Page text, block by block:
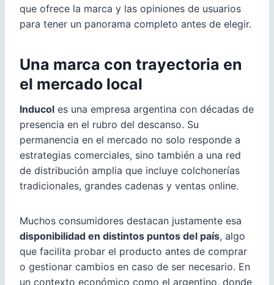
que ofrece la marca y las opiniones de usuarios
para tener un panorama completo antes de elegir.
Una marca con trayectoria en
el mercado local
Inducol es una empresa argentina con décadas de
presencia en el rubro del descanso. Su
permanencia en el mercado no solo responde a
estrategias comerciales, sino también a una red
de distribución amplia que incluye colchonerías
tradicionales, grandes cadenas y ventas online.
Muchos consumidores destacan justamente esa
disponibilidad en distintos puntos del país, algo
que facilita probar el producto antes de comprar
o gestionar cambios en caso de ser necesario. En
un contexto económico como el argentino, donde